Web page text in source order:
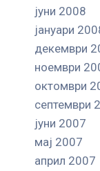
јуни 2008
јануари
декември
ноември
октомври
септември
јуни 2007
мај 2007
април 2007